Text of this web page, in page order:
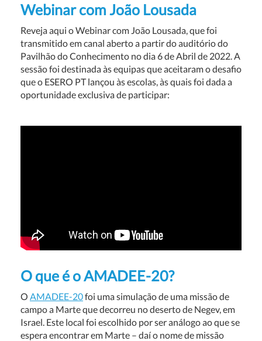
Webinar com João Lousada
Reveja aqui o Webinar com João Lousada, que foi
transmitido em canal aberto a partir do auditório do
Pavilhão do Conhecimento no dia 6 de Abril de 2022. A
sessão foi destinada às equipas que aceitaram o desafio
que o ESERO PT lançou às escolas, às quais foi dada a
oportunidade exclusiva de participar:
O que é o AMADEE-20?
O AMADEE-20foi uma simulação de uma missão de
campo a Marte que decorreu no deserto de Negev, em
Israel. Este local foi escolhido por ser análogo ao que se
espera encontrar em Marte – daí o nome de missão